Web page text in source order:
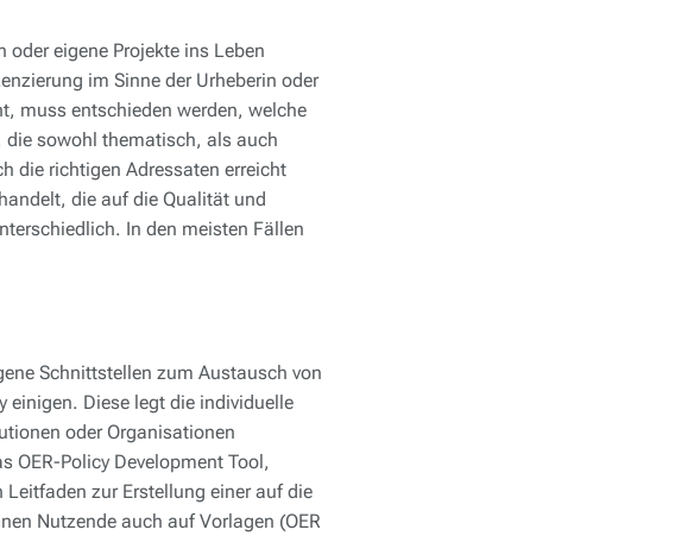
eigene Projekte ins Leben
im Sinne der Urheberin oder
muss entschieden werden, welche
sowohl thematisch, als auch
die richtigen Adressaten erreicht
die auf die Qualität und
In den meisten Fällen
Schnittstellen zum Austausch von
einigen. Diese legt die individuelle
oder Organisationen
OER-Policy Development Tool,
zur Erstellung einer auf die
Nutzende auch auf Vorlagen (OER